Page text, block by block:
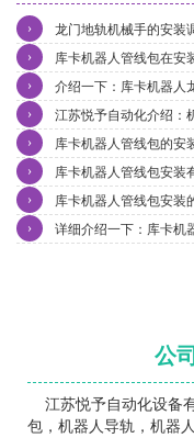
龙门地轨机械手的安装
›
库卡机器人管线包在安
›
介绍一下：库卡机器人
›
江苏悦予自动化介绍：
›
库卡机器人管线包的安
›
库卡机器人管线包安装
›
库卡机器人管线包安装
›
详细介绍一下：库卡机
›
公
江苏悦予自动化设备
包，机器人导轨，机器